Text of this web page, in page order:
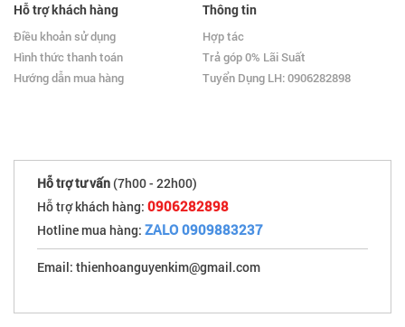
Hỗ trợ khách hàng
Điều khoản sử dụng
Hình thức thanh toán
Hướng dẫn mua hàng
Thông tin
Hợp tác
Trả góp 0% Lãi Suất
Tuyển Dụng LH: 0906282898
Hỗ trợ tư vấn (7h00 - 22h00)
Hỗ trợ khách hàng: 0906282898
Hotline mua hàng: ZALO 0909883237
Email: thienhoanguyenkim@gmail.com